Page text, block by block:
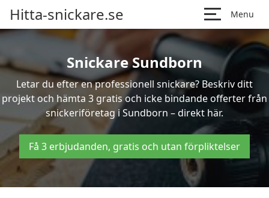
Hitta-snickare.se Menu
Snickare Sundborn
Letar du efter en professionell snickare? Beskriv ditt
projekt och hämta 3 gratis och icke bindande offerter från
snickeriföretag i Sundborn – direkt här.
Få 3 erbjudanden, gratis och utan förpliktelser